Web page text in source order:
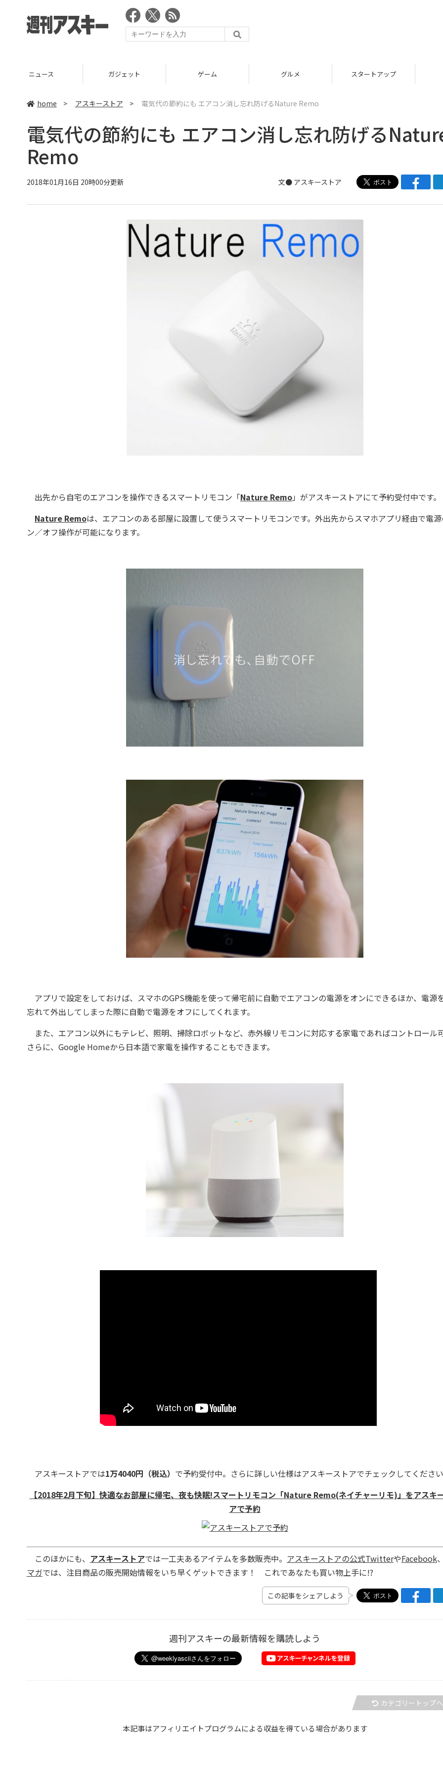
ニュース ガジェット ゲーム グルメ スタートアップ
home > アスキーストア > 電気代の節約にも エアコン消し忘れ防げるNature Remo
電気代の節約にも エアコン消し忘れ防げる
Remo
2018年01月16日 20時00分更新 文● アスキーストア
出先から自宅のエアコンを操作できるスマートリモコン「Nature Remo」がアスキーストアにて予約受付中です。
Nature Remoは、エアコンのある部屋に設置して使うスマートリモコンです。外出先からスマホアプリ経由で電
ン／オフ操作が可能になります。
アプリで設定をしておけば、スマホのGPS機能を使って帰宅前に自動でエアコンの電源をオンにできるほか、電源
忘れて外出してしまった際に自動で電源をオフにしてくれます。
また、エアコン以外にもテレビ、照明、掃除ロボットなど、赤外線リモコンに対応する家電であればコントロール
さらに、Google Homeから日本語で家電を操作することもできます。
アスキーストアでは1万4040円（税込） で予約受付中。さらに詳しい仕様はアスキーストアでチェックしてくださ
【2018年2月下旬】快適なお部屋に帰宅、夜も快眠!スマートリモコン「Nature Remo(ネイチャーリモ)」をアスキ
アで予約
このほかにも、 アスキーストアでは一工夫あるアイテムを多数販売中。 アスキーストアの公式TwitterやFacebook
マガでは、注目商品の販売開始情報をいち早くゲットできます！ これであなたも買い物上手に!?
この記事をシェアしよう
週刊アスキーの最新情報を購読しよう
カテゴリートップへ
本記事はアフィリエイトプログラムによる収益を得ている場合があります